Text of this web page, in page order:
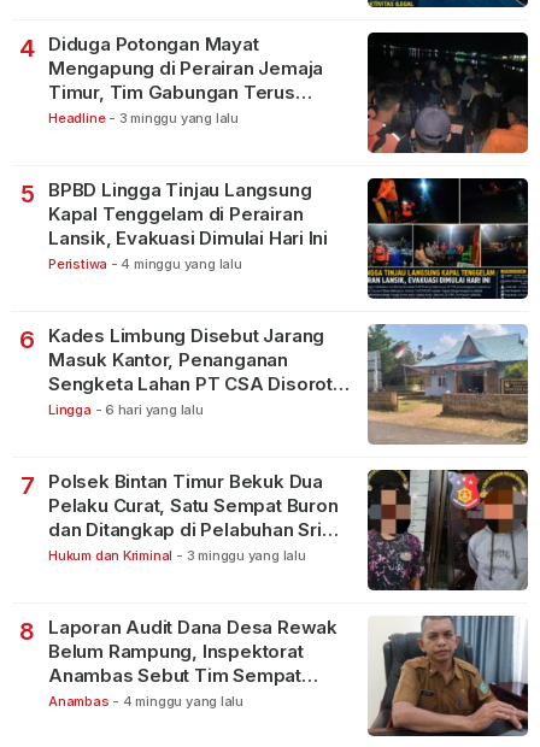
4
Diduga Potongan Mayat
Mengapung di Perairan Jemaja
Timur, Tim Gabungan Terus
Lakukan Pencarian
Headline - 3 minggu yang lalu
5
BPBD Lingga Tinjau Langsung
Kapal Tenggelam di Perairan
Lansik, Evakuasi Dimulai Hari Ini
Peristiwa - 4 minggu yang lalu
6
Kades Limbung Disebut Jarang
Masuk Kantor, Penanganan
Sengketa Lahan PT CSA Disorot
Warga
Lingga - 6 hari yang lalu
7
Polsek Bintan Timur Bekuk Dua
Pelaku Curat, Satu Sempat Buron
dan Ditangkap di Pelabuhan Sri
Bintan Pura
Hukum dan Kriminal - 3 minggu yang lalu
8
Laporan Audit Dana Desa Rewak
Belum Rampung, Inspektorat
Anambas Sebut Tim Sempat
Terbagi Tangani Kasus Lain
Anambas - 4 minggu yang lalu